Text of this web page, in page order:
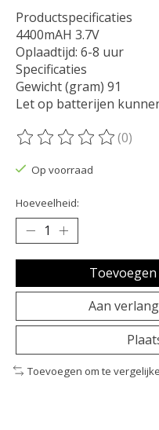
Productspecificaties
4400mAH 3.7V
Oplaadtijd: 6-8 uur
Specificaties
Gewicht (gram) 91
Let op batterijen
De beoordeling van dit
(0)
Op voorraad
Hoeveelheid:
Aan
Toevoegen om te